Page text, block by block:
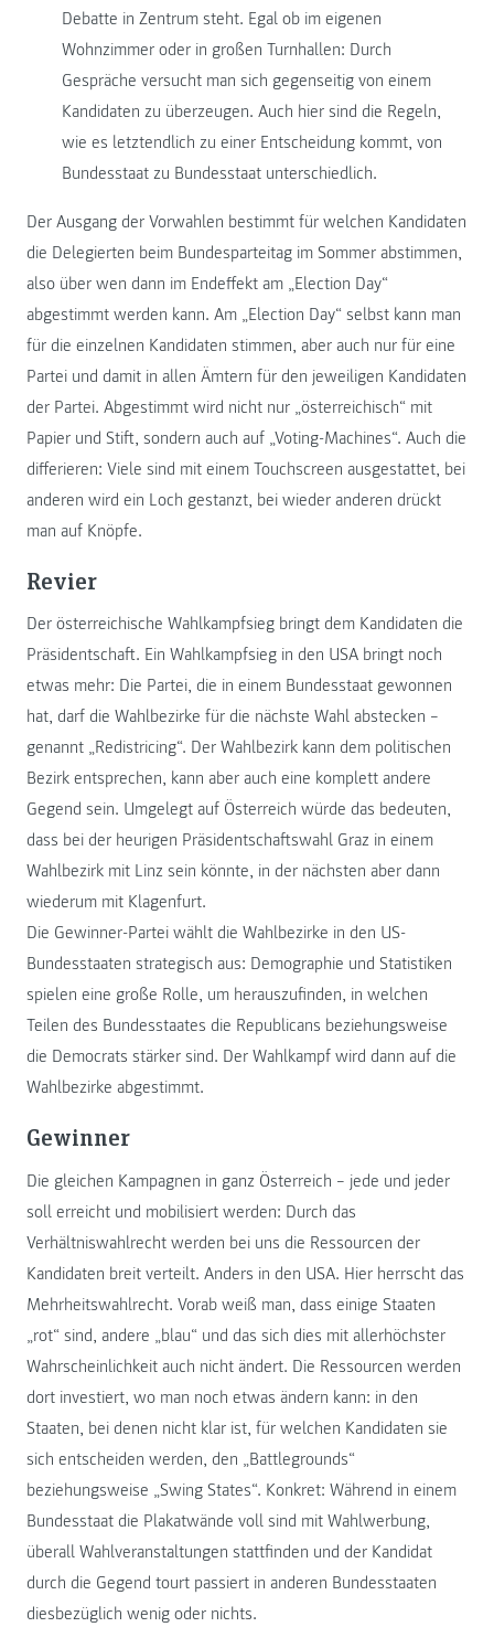
Debatte in Zentrum steht. Egal ob im eigenen
Wohnzimmer oder in großen Turnhallen: Durch
Gespräche versucht man sich gegenseitig von einem
Kandidaten zu überzeugen. Auch hier sind die Regeln,
wie es letztendlich zu einer Entscheidung kommt, von
Bundesstaat zu Bundesstaat unterschiedlich.
Der Ausgang der Vorwahlen bestimmt für welchen Kandidaten
die Delegierten beim Bundesparteitag im Sommer abstimmen,
also über wen dann im Endeffekt am „Election Day“
abgestimmt werden kann. Am „Election Day“ selbst kann man
für die einzelnen Kandidaten stimmen, aber auch nur für eine
Partei und damit in allen Ämtern für den jeweiligen Kandidaten
der Partei. Abgestimmt wird nicht nur „österreichisch“ mit
Papier und Stift, sondern auch auf „Voting-Machines“. Auch die
differieren: Viele sind mit einem Touchscreen ausgestattet, bei
anderen wird ein Loch gestanzt, bei wieder anderen drückt
man auf Knöpfe.
Revier
Der österreichische Wahlkampfsieg bringt dem Kandidaten die
Präsidentschaft. Ein Wahlkampfsieg in den USA bringt noch
etwas mehr: Die Partei, die in einem Bundesstaat gewonnen
hat, darf die Wahlbezirke für die nächste Wahl abstecken –
genannt „Redistricing“. Der Wahlbezirk kann dem politischen
Bezirk entsprechen, kann aber auch eine komplett andere
Gegend sein. Umgelegt auf Österreich würde das bedeuten,
dass bei der heurigen Präsidentschaftswahl Graz in einem
Wahlbezirk mit Linz sein könnte, in der nächsten aber dann
wiederum mit Klagenfurt.
Die Gewinner-Partei wählt die Wahlbezirke in den US-
Bundesstaaten strategisch aus: Demographie und Statistiken
spielen eine große Rolle, um herauszufinden, in welchen
Teilen des Bundesstaates die Republicans beziehungsweise
die Democrats stärker sind. Der Wahlkampf wird dann auf die
Wahlbezirke abgestimmt.
Gewinner
Die gleichen Kampagnen in ganz Österreich – jede und jeder
soll erreicht und mobilisiert werden: Durch das
Verhältniswahlrecht werden bei uns die Ressourcen der
Kandidaten breit verteilt. Anders in den USA. Hier herrscht das
Mehrheitswahlrecht. Vorab weiß man, dass einige Staaten
„rot“ sind, andere „blau“ und das sich dies mit allerhöchster
Wahrscheinlichkeit auch nicht ändert. Die Ressourcen werden
dort investiert, wo man noch etwas ändern kann: in den
Staaten, bei denen nicht klar ist, für welchen Kandidaten sie
sich entscheiden werden, den „Battlegrounds“
beziehungsweise „Swing States“. Konkret: Während in einem
Bundesstaat die Plakatwände voll sind mit Wahlwerbung,
überall Wahlveranstaltungen stattfinden und der Kandidat
durch die Gegend tourt passiert in anderen Bundesstaaten
diesbezüglich wenig oder nichts.